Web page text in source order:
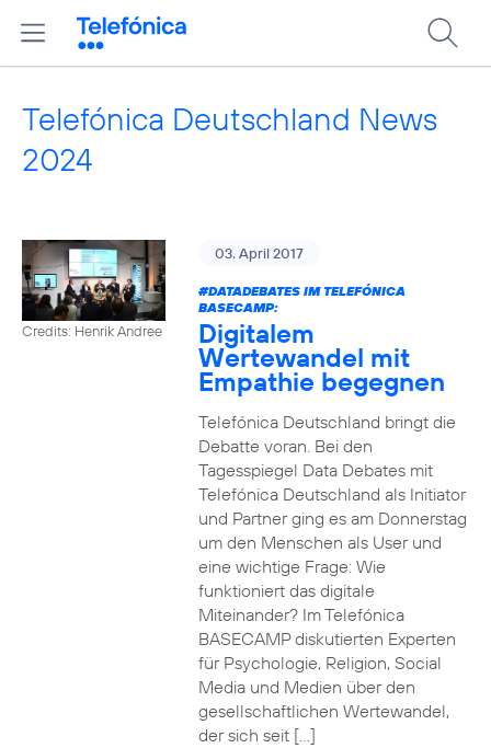
Telefónica Deutschland News
2024
Credits: Henrik Andree
03. April 2017
#DATADEBATESIM TELEFÓNICA
BASECAMP:
Digitalem
Wertewandel mit
Empathie begegnen
Telefónica Deutschland bringt die
Debatte voran. Bei den
Tagesspiegel Data Debates mit
Telefónica Deutschland als Initiator
und Partner ging es am Donnerstag
um den Menschen als User und
eine wichtige Frage: Wie
funktioniert das digitale
Miteinander? Im Telefónica
BASECAMP diskutierten Experten
für Psychologie, Religion, Social
Media und Medien über den
gesellschaftlichen Wertewandel,
der sich seit […]